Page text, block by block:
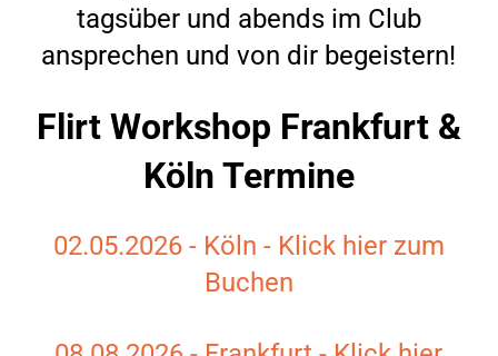
tagsüber und abends im Club
ansprechen und von dir begeistern!
Flirt Workshop Frankfurt &
Köln Termine
02.05.2026 - Köln - Klick hier zum
Buchen